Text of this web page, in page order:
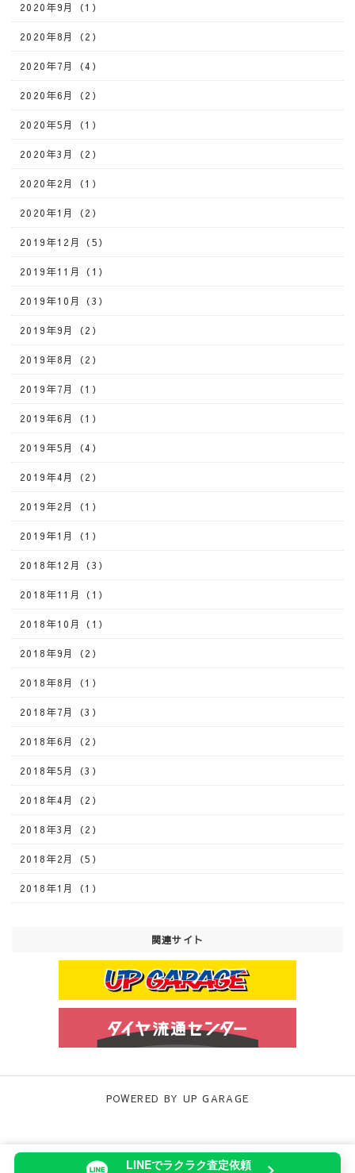
2020年9月（1）
2020年8月（2）
2020年7月（4）
2020年6月（2）
2020年5月（1）
2020年3月（2）
2020年2月（1）
2020年1月（2）
2019年12月（5）
2019年11月（1）
2019年10月（3）
2019年9月（2）
2019年8月（2）
2019年7月（1）
2019年6月（1）
2019年5月（4）
2019年4月（2）
2019年2月（1）
2019年1月（1）
2018年12月（3）
2018年11月（1）
2018年10月（1）
2018年9月（2）
2018年8月（1）
2018年7月（3）
2018年6月（2）
2018年5月（3）
2018年4月（2）
2018年3月（2）
2018年2月（5）
2018年1月（1）
関連サイト
POWERED BY UP GARAGE
LINEでラクラク査定依頼
当サイトでは、サイトの利便性向上や利用状況の分析のために